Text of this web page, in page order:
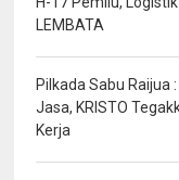
LEMBATA
Pilkada Sabu Raijua
Jasa, KRISTO
Kerja